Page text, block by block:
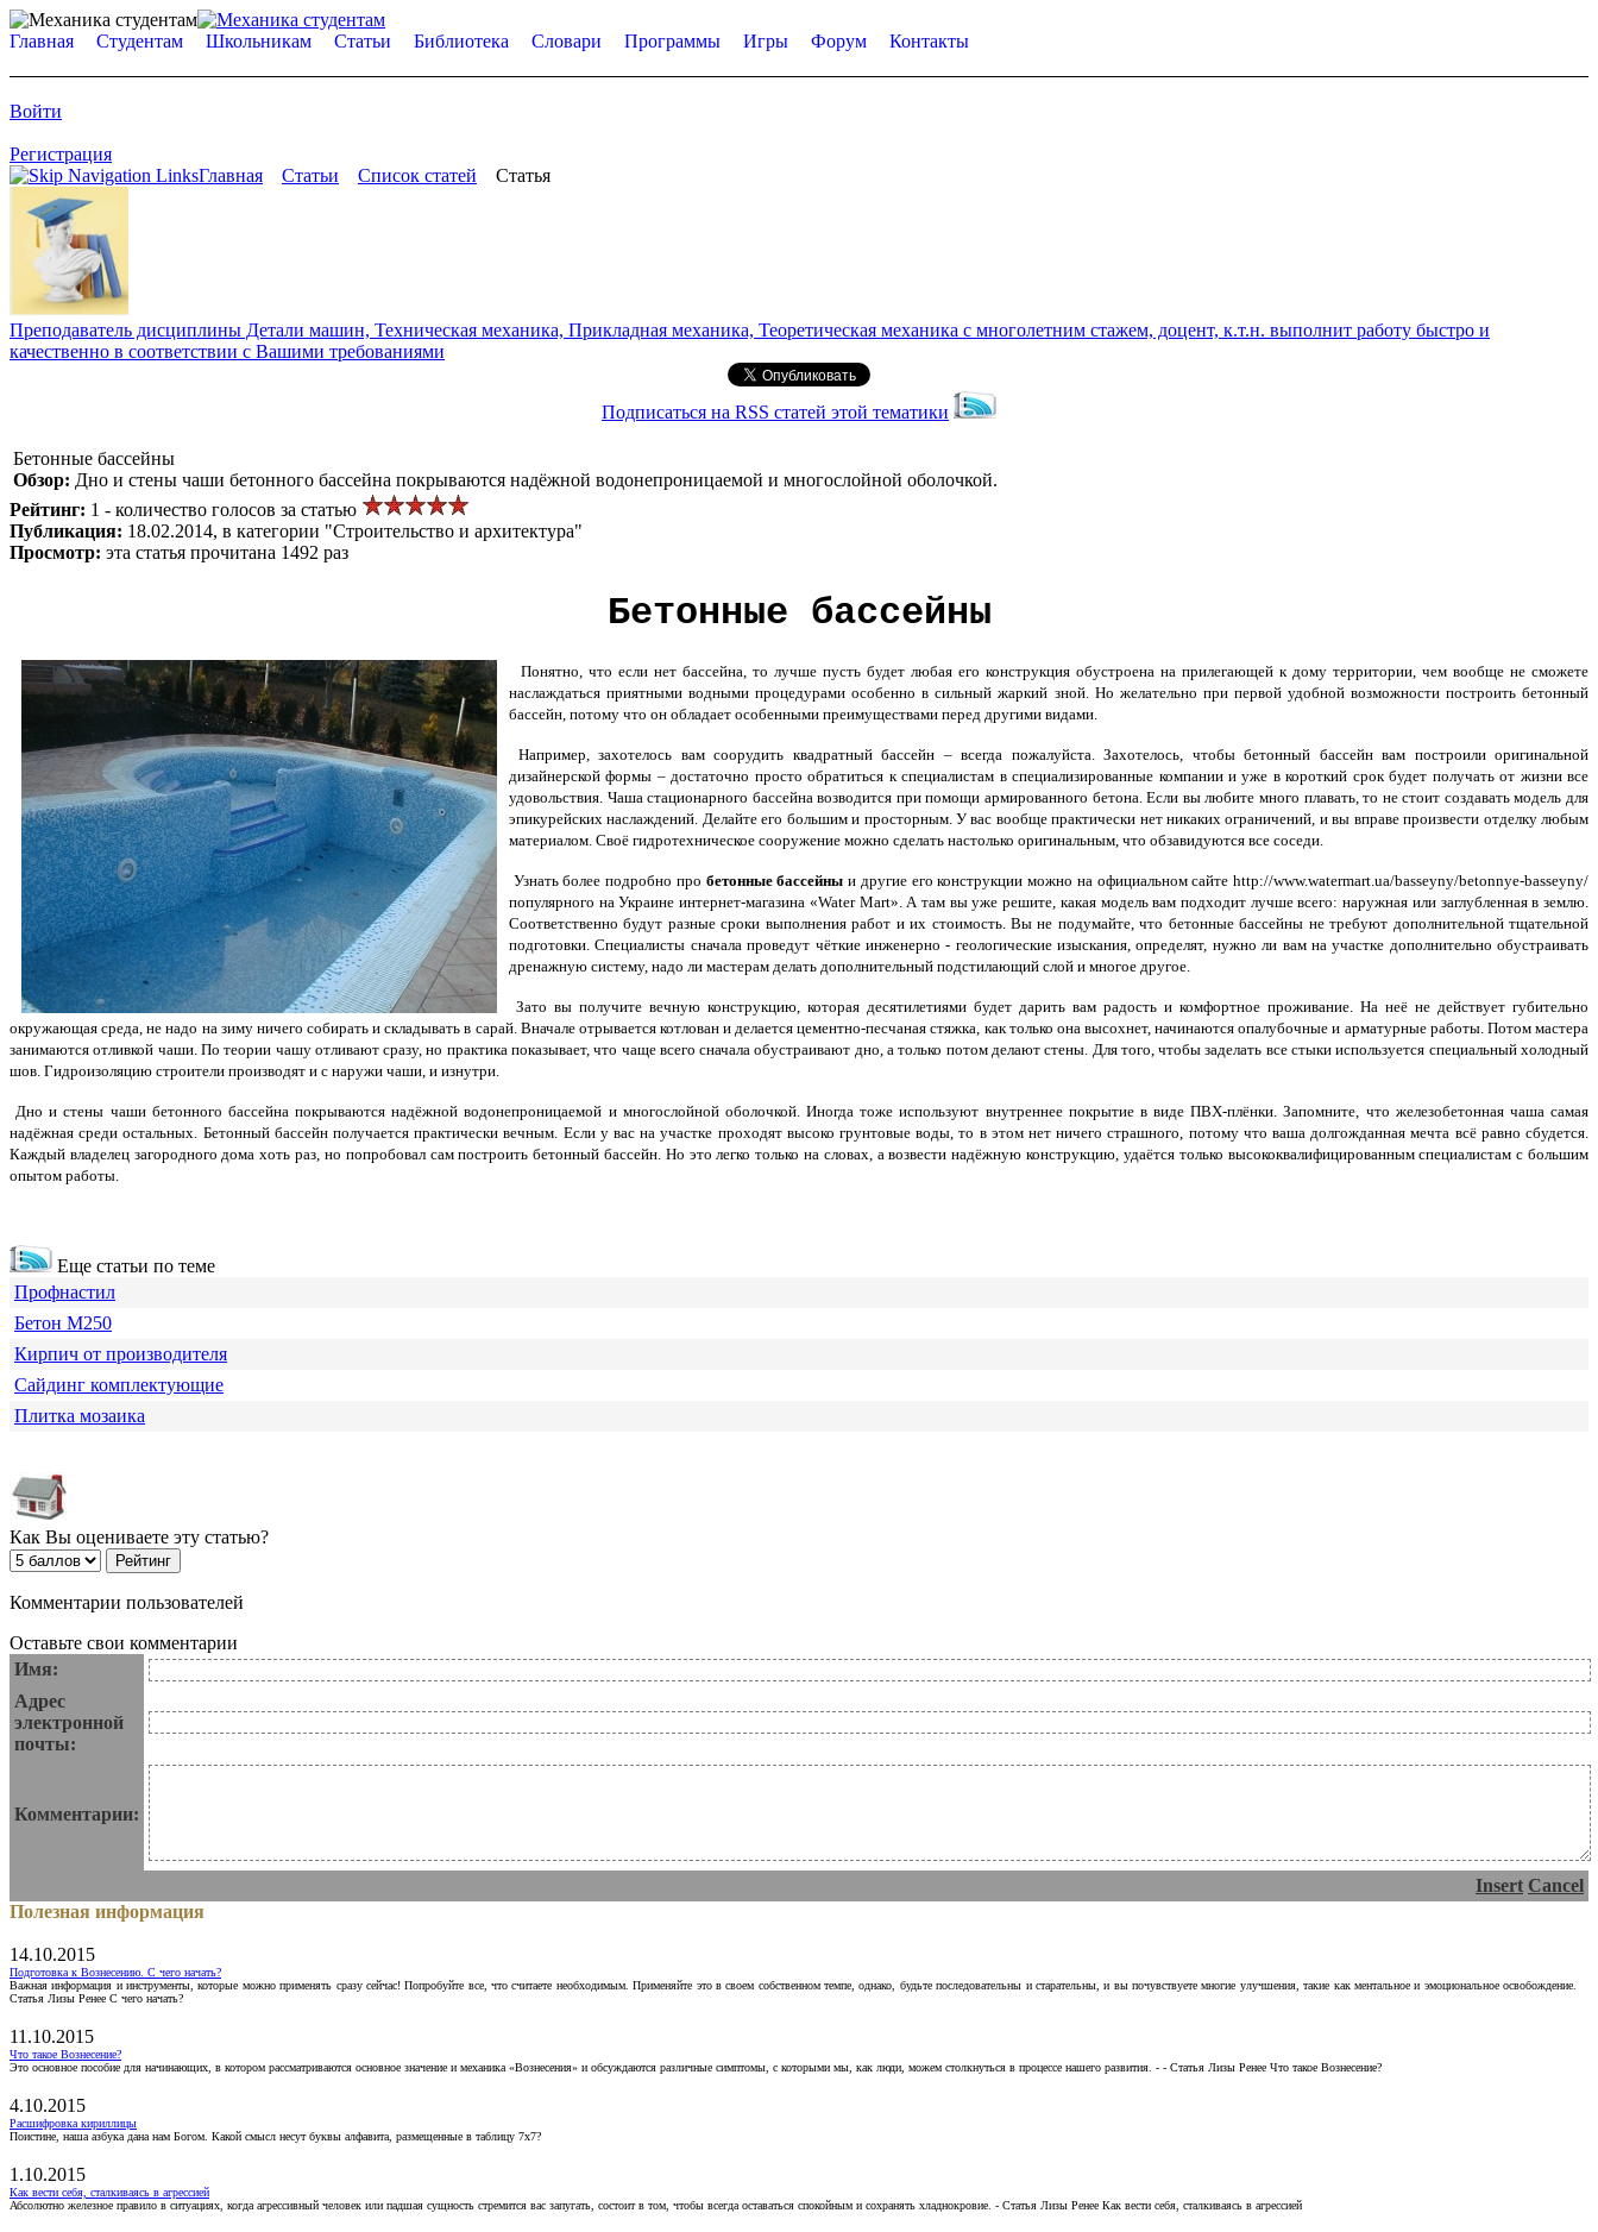
Главная Студентам Школьникам Статьи Библиотека Словари Программы Игры Форум Контакты
Войти
Регистрация
Главная
Статьи Список статей Статья
Преподаватель дисциплины Детали машин, Техническая механика, Прикладная механика, Теоретическая механика с многолетним стажем, доцент, к.т.н. выполнит работу быстро и
качественно в соответствии с Вашими требованиями
Подписаться на RSS статей этой тематики
Бетонные бассейны
Обзор: Дно и стены чаши бетонного бассейна покрываются надёжной водонепроницаемой и многослойной оболочкой.
Рейтинг: 1 - количество голосов за статью
Публикация: 18.02.2014, в категории "Строительство и архитектура"
Просмотр: эта статья прочитана 1492 раз
Бетонные бассейны
Понятно, что если нет бассейна, то лучше пусть будет любая его конструкция обустроена на прилегающей к дому территории, чем вообще не сможете
наслаждаться приятными водными процедурами особенно в сильный жаркий зной. Но желательно при первой удобной возможности построить бетонный
бассейн, потому что он обладает особенными преимуществами перед другими видами.
Например, захотелось вам соорудить квадратный бассейн – всегда пожалуйста. Захотелось, чтобы бетонный бассейн вам построили оригинальной
дизайнерской формы – достаточно просто обратиться к специалистам в специализированные компании и уже в короткий срок будет получать от жизни все
удовольствия. Чаша стационарного бассейна возводится при помощи армированного бетона. Если вы любите много плавать, то не стоит создавать модель для
эпикурейских наслаждений. Делайте его большим и просторным. У вас вообще практически нет никаких ограничений, и вы вправе произвести отделку любым
материалом. Своё гидротехническое сооружение можно сделать настолько оригинальным, что обзавидуются все соседи.
Узнать более подробно про бетонные бассейныи другие его конструкции можно на официальном сайте http://www.watermart.ua/basseyny/betonnye-basseyny/
популярного на Украине интернет-магазина «Water Mart». А там вы уже решите, какая модель вам подходит лучше всего: наружная или заглубленная в землю.
Соответственно будут разные сроки выполнения работ и их стоимость. Вы не подумайте, что бетонные бассейны не требуют дополнительной тщательной
подготовки. Специалисты сначала проведут чёткие инженерно - геологические изыскания, определят, нужно ли вам на участке дополнительно обустраивать
дренажную систему, надо ли мастерам делать дополнительный подстилающий слой и многое другое.
Зато вы получите вечную конструкцию, которая десятилетиями будет дарить вам радость и комфортное проживание. На неё не действует губительно
окружающая среда, не надо на зиму ничего собирать и складывать в сарай. Вначале отрывается котлован и делается цементно-песчаная стяжка, как только она высохнет, начинаются опалубочные и арматурные работы. Потом мастера
занимаются отливкой чаши. По теории чашу отливают сразу, но практика показывает, что чаще всего сначала обустраивают дно, а только потом делают стены. Для того, чтобы заделать все стыки используется специальный холодный
шов. Гидроизоляцию строители производят и с наружи чаши, и изнутри.
Дно и стены чаши бетонного бассейна покрываются надёжной водонепроницаемой и многослойной оболочкой. Иногда тоже используют внутреннее покрытие в виде ПВХ-плёнки. Запомните, что железобетонная чаша самая
надёжная среди остальных. Бетонный бассейн получается практически вечным. Если у вас на участке проходят высоко грунтовые воды, то в этом нет ничего страшного, потому что ваша долгожданная мечта всё равно сбудется.
Каждый владелец загородного дома хоть раз, но попробовал сам построить бетонный бассейн. Но это легко только на словах, а возвести надёжную конструкцию, удаётся только высококвалифицированным специалистам с большим
опытом работы.
Еще статьи по теме
Профнастил
Бетон М250
Кирпич от производителя
Сайдинг комплектующие
Плитка мозаика
Как Вы оцениваете эту статью?
Комментарии пользователей
Оставьте свои комментарии
Имя:
Адрес
электронной
почты:
Комментарии:
Insert Cancel
Полезная информация
14.10.2015
Подготовка к Вознесению. С чего начать?
Важная информация и инструменты, которые можно применять сразу сейчас! Попробуйте все, что считаете необходимым. Применяйте это в своем собственном темпе, однако, будьте последовательны и старательны, и вы почувствуете многие улучшения, такие как ментальное и эмоциональное освобождение.
Статья Лизы Ренее С чего начать?
11.10.2015
Что такое Вознесение?
Это основное пособие для начинающих, в котором рассматриваются основное значение и механика «Вознесения» и обсуждаются различные симптомы, с которыми мы, как люди, можем столкнуться в процессе нашего развития. - - Статья Лизы Ренее Что такое Вознесение?
4.10.2015
Расшифровка кириллицы
Поистине, наша азбука дана нам Богом. Какой смысл несут буквы алфавита, размещенные в таблицу 7х7?
1.10.2015
Как вести себя, сталкиваясь в агрессией
Абсолютно железное правило в ситуациях, когда агрессивный человек или падшая сущность стремится вас запугать, состоит в том, чтобы всегда оставаться спокойным и сохранять хладнокровие. - Статья Лизы Ренее Как вести себя, сталкиваясь в агрессией